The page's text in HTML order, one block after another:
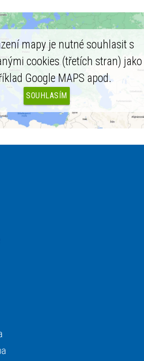
mapy je nutné souhlasit s
cookies (třetích stran)
Google MAPS apod.
SOUHLASÍM